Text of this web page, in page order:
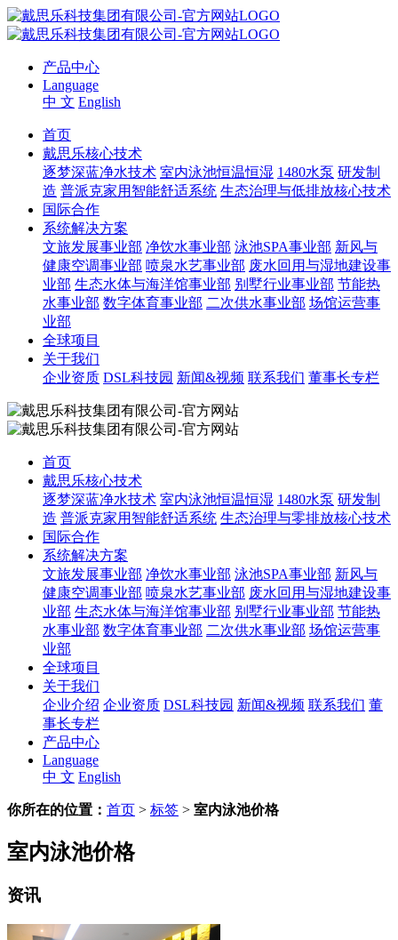
产品中心
Language
中 文 English
首页
戴思乐核心技术
逐梦深蓝净水技术 室内泳池恒温恒湿 1480水泵 研发制
造 普派克家用智能舒适系统 生态治理与低排放核心技术
国际合作
系统解决方案
文旅发展事业部 净饮水事业部 泳池SPA事业部 新风与
健康空调事业部 喷泉水艺事业部 废水回用与湿地建设事
业部 生态水体与海洋馆事业部 别墅行业事业部 节能热
水事业部 数字体育事业部 二次供水事业部 场馆运营事
业部
全球项目
关于我们
企业资质 DSL科技园 新闻&视频 联系我们 董事长专栏
首页
戴思乐核心技术
逐梦深蓝净水技术 室内泳池恒温恒湿 1480水泵 研发制
造 普派克家用智能舒适系统 生态治理与零排放核心技术
国际合作
系统解决方案
文旅发展事业部 净饮水事业部 泳池SPA事业部 新风与
健康空调事业部 喷泉水艺事业部 废水回用与湿地建设事
业部 生态水体与海洋馆事业部 别墅行业事业部 节能热
水事业部 数字体育事业部 二次供水事业部 场馆运营事
业部
全球项目
关于我们
企业介绍 企业资质 DSL科技园 新闻&视频 联系我们 董
事长专栏
产品中心
Language
中 文 English
你所在的位置： 首页 > 标签 > 室内泳池价格
室内泳池价格
资讯